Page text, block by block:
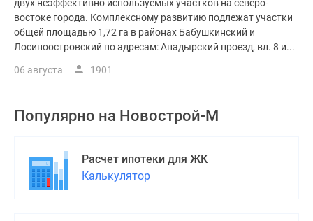
двух неэффективно используемых участков на северо-
востоке города. Комплексному развитию подлежат участки
общей площадью 1,72 га в районах Бабушкинский и
Лосиноостровский по адресам: Анадырский проезд, вл. 8 и...
06 августа 1901
Популярно на Новострой-М
Расчет ипотеки для ЖК
Калькулятор